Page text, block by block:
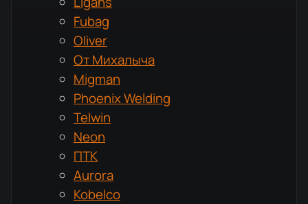
Fubag
Oliver
От Михалыча
Migman
Phoenix Welding
Telwin
Neon
ПТК
Aurora
Kobelco